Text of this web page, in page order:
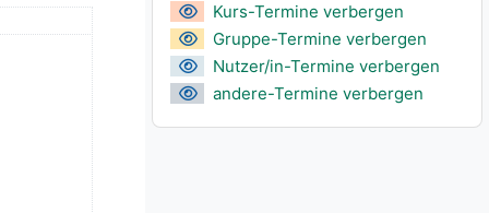
Kurs-Termine verbergen
Gruppe-Termine verbergen
Nutzer/in-Termine verbergen
andere-Termine verbergen
3. Mai
Termine, Sonntag, 4. Mai